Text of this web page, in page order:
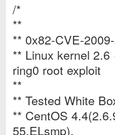
/*
**
** 0x82-CVE-
** Linux kernel
ring0 root exploit
**
** Tested White
** CentOS
55.ELsmp),